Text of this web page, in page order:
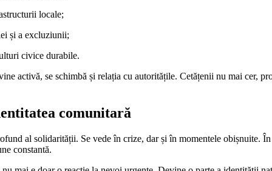
locale;
și a excluziunii;
civice durabile.
activă, se schimbă și relația cu autoritățile. Cetățenii nu mai cer,
comunitară
al solidarității. Se vede în crize, dar și în momentele obișnuite.
constantă.